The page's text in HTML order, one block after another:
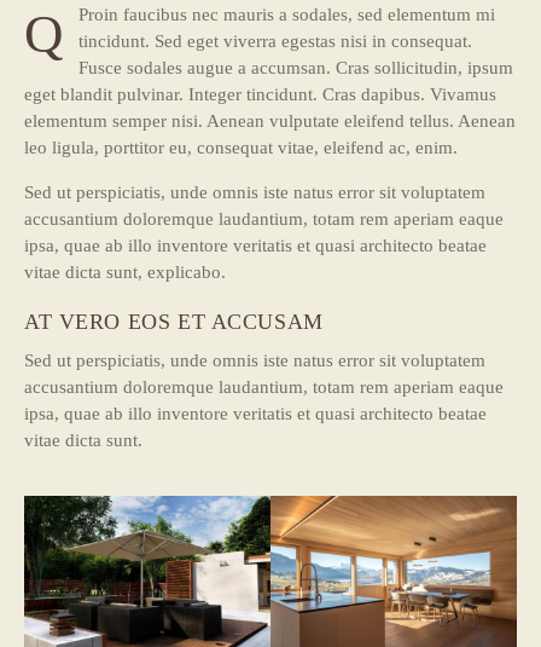
Q
Proin faucibus nec mauris a sodales, sed elementum mi
tincidunt. Sed eget viverra egestas nisi in consequat.
Fusce sodales augue a accumsan. Cras sollicitudin, ipsum
eget blandit pulvinar. Integer tincidunt. Cras dapibus. Vivamus
elementum semper nisi. Aenean vulputate eleifend tellus. Aenean
leo ligula, porttitor eu, consequat vitae, eleifend ac, enim.
Sed ut perspiciatis, unde omnis iste natus error sit voluptatem
accusantium doloremque laudantium, totam rem aperiam eaque
ipsa, quae ab illo inventore veritatis et quasi architecto beatae
vitae dicta sunt, explicabo.
AT VERO EOS ET ACCUSAM
Sed ut perspiciatis, unde omnis iste natus error sit voluptatem
accusantium doloremque laudantium, totam rem aperiam eaque
ipsa, quae ab illo inventore veritatis et quasi architecto beatae
vitae dicta sunt.